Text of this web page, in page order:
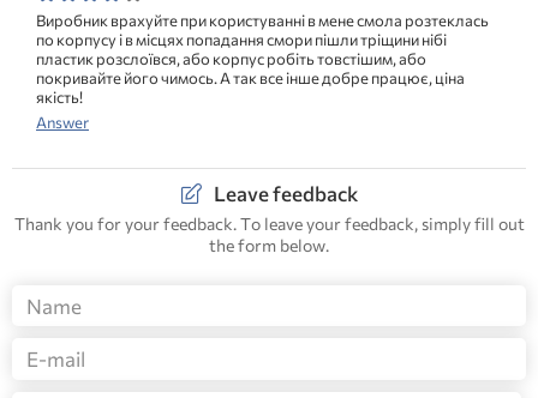
Виробник врахуйте при користуванні в мене смола розтеклась
по корпусу і в місцях попадання смори пішли тріщини нібі
пластик розслоївся, або корпус робіть товстішим, або
покривайте його чимось. А так все інше добре працює, ціна
якість!
Answer
Leave feedback
Thank you for your feedback. To leave your feedback, simply fill out
the form below.